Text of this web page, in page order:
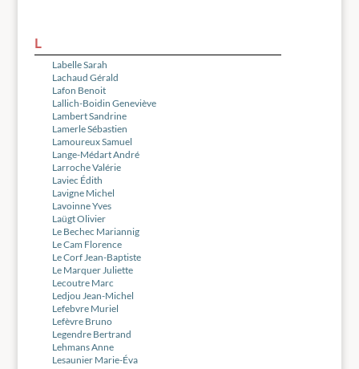
L
Labelle Sarah
Lachaud Gérald
Lafon Benoit
Lallich-Boidin Geneviève
Lambert Sandrine
Lamerle Sébastien
Lamoureux Samuel
Lange-Médart André
Larroche Valérie
Laviec Édith
Lavigne Michel
Lavoinne Yves
Laügt Olivier
Le Bechec Mariannig
Le Cam Florence
Le Corf Jean-Baptiste
Le Marquer Juliette
Lecoutre Marc
Ledjou Jean-Michel
Lefebvre Muriel
Lefèvre Bruno
Legendre Bertrand
Lehmans Anne
Lesaunier Marie-Éva